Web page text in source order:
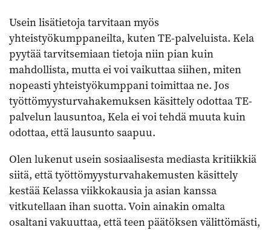
Usein lisätietoja tarvitaan myös
yhteistyökumppaneilta, kuten TE-palveluista. Kela
pyytää tarvitsemiaan tietoja niin pian kuin
mahdollista, mutta ei voi vaikuttaa siihen, miten
nopeasti yhteistyökumppani toimittaa ne. Jos
työttömyysturvahakemuksen käsittely odottaa TE-
palvelun lausuntoa, Kela ei voi tehdä muuta kuin
odottaa, että lausunto saapuu.
Olen lukenut usein sosiaalisesta mediasta kritiikkiä
siitä, että työttömyysturvahakemusten käsittely
kestää Kelassa viikkokausia ja asian kanssa
vitkutellaan ihan suotta. Voin ainakin omalta
osaltani vakuuttaa, että teen päätöksen välittömästi,